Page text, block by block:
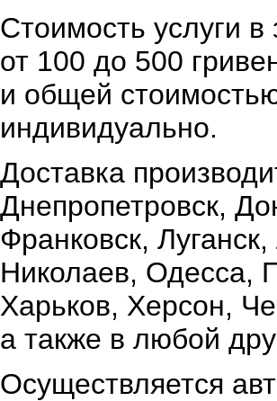
Стоимость услуги в
от 100 до 500
и общей
индивидуально.
Доставка
Днепропетровск,
Франковск,
Николаев, Одесса,
Харьков, Херсон,
а также в любой
Осуществляется